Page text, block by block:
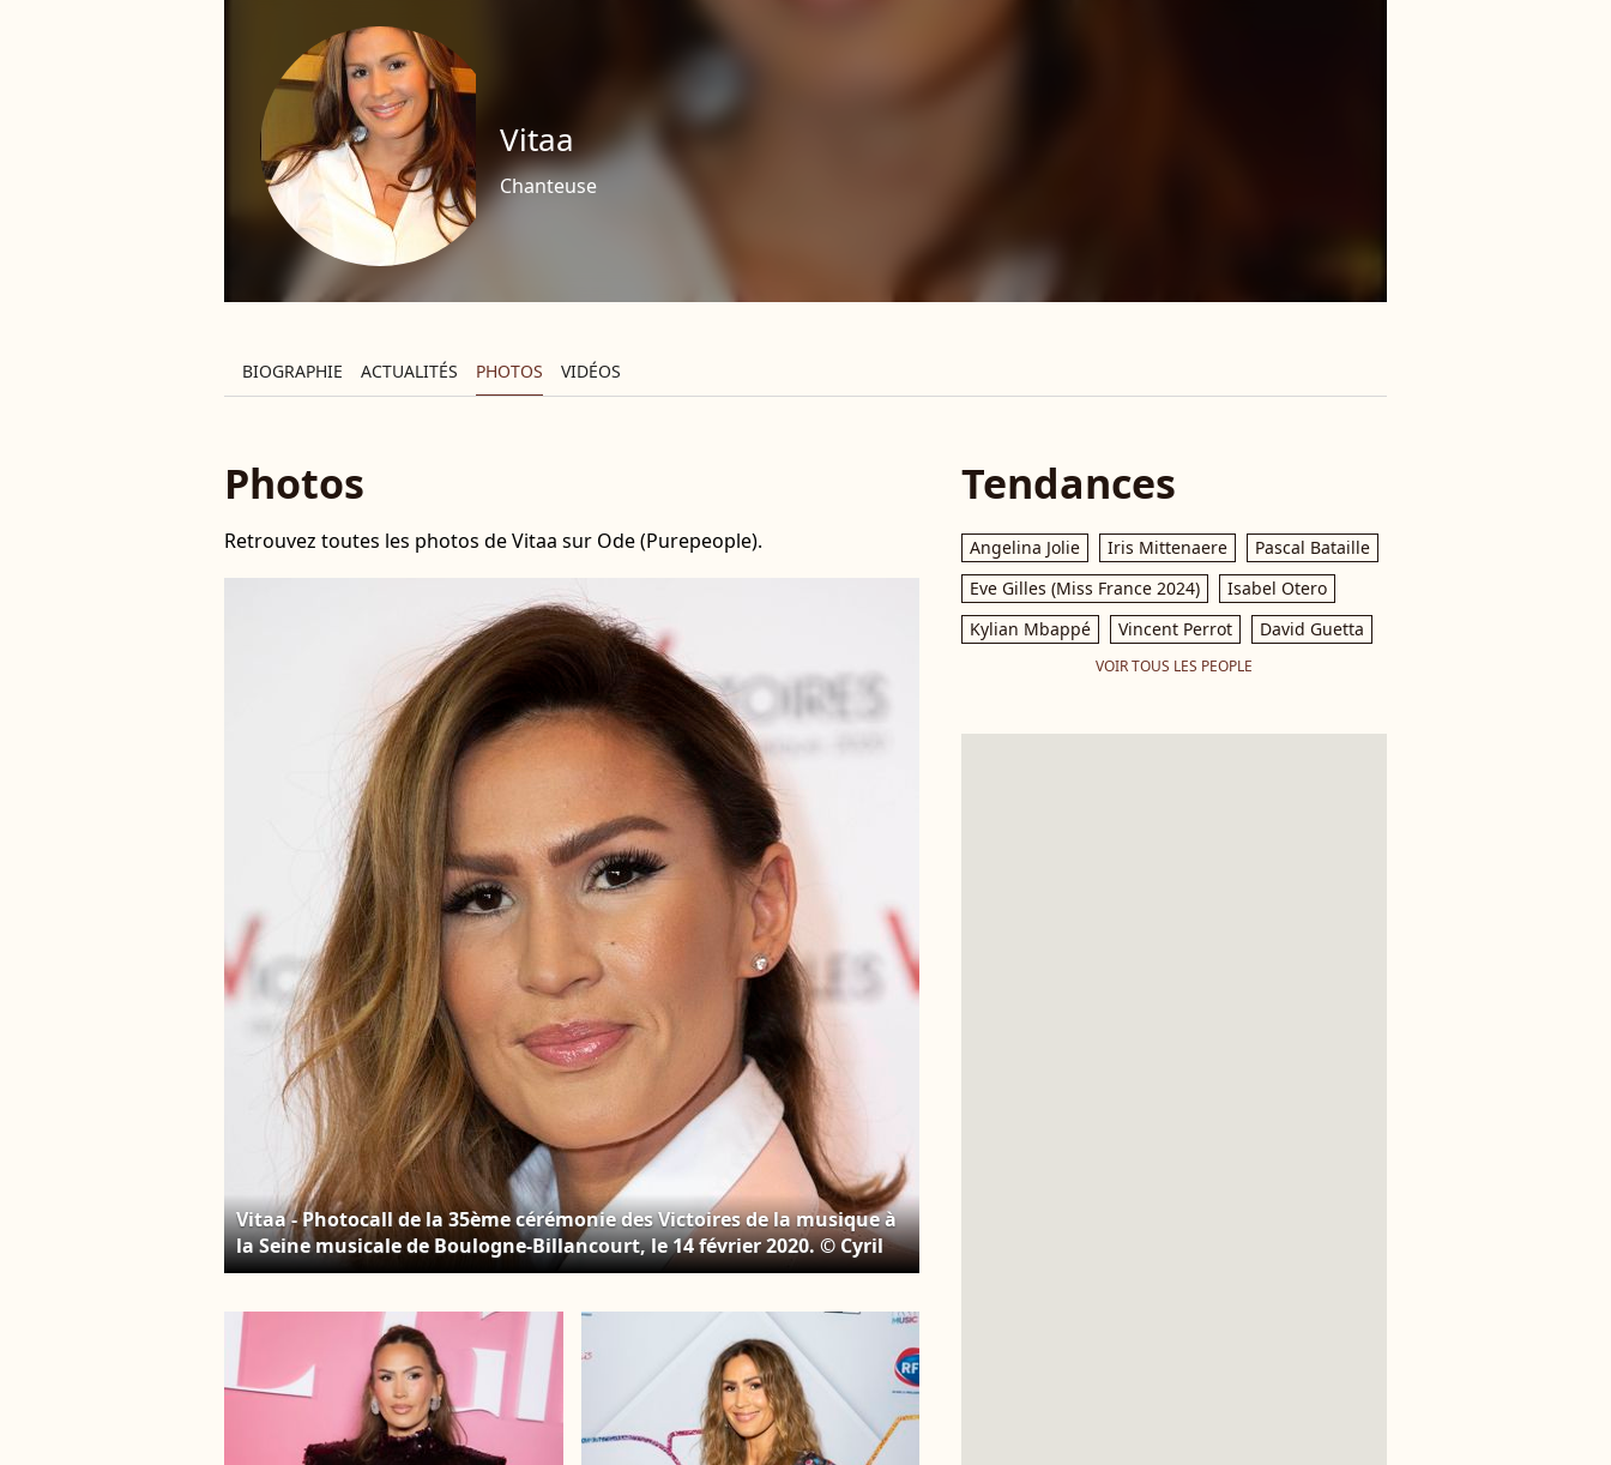
Vitaa
Chanteuse
BIOGRAPHIE ACTUALITÉS PHOTOS VIDÉOS
Photos
Retrouvez toutes les photos de Vitaa sur Ode (Purepeople).
Vitaa - Photocall de la 35ème cérémonie des Victoires de la musique à
la Seine musicale de Boulogne-Billancourt, le 14 février 2020. © Cyril
Moreau/Bestimage
Tendances
Angelina Jolie Iris Mittenaere
Pascal Bataille
Eve Gilles (Miss France 2024)
Isabel Otero
Kylian Mbappé
Vincent Perrot David Guetta
VOIR TOUS LES PEOPLE